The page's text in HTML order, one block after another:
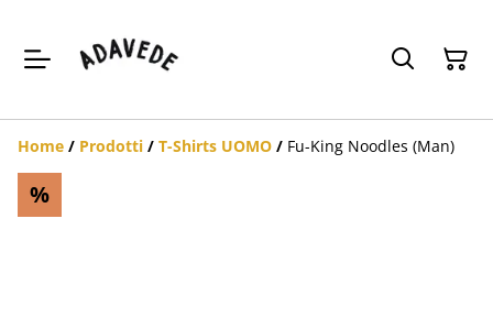
Home / Prodotti / T-Shirts UOMO / Fu-King Noodles (Man)
%